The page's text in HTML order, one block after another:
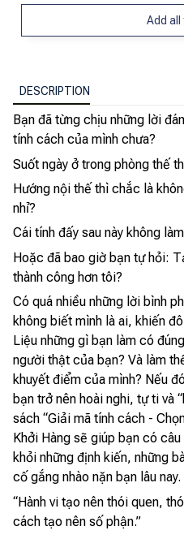
Add
DESCRIPTION
Bạn đã từng chịu những lời
tính cách của mình chưa?
Suốt ngày ở trong phòng thế
Hướng nội thế thì chắc là
nhỉ?
Cái tính đấy sau này không
Hoặc đã bao giờ bạn tự hỏi:
thành công hơn tôi?
Có quá nhiều những lời bình
không biết mình là ai, khiến
Liệu những gì bạn làm có
người thật của bạn? Và làm
khuyết điểm của mình? Nếu
bạn trở nên hoài nghi, tự ti và
sách “Giải mã tính cách -
Khởi Hàng sẽ giúp bạn có
khỏi những định kiến, những
cố gắng nhào nặn bạn lâu nay.
“Hành vi tạo nên thói quen,
cách tạo nên số phận.”